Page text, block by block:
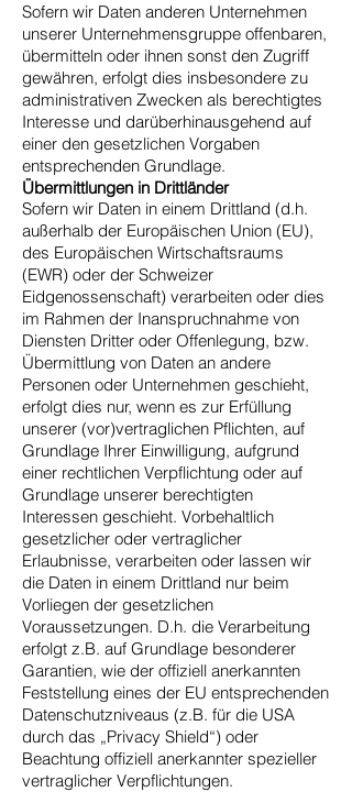
Sofern wir Daten anderen Unternehmen
unserer Unternehmensgruppe offenbaren,
übermitteln oder ihnen sonst den Zugriff
gewähren, erfolgt dies insbesondere zu
administrativen Zwecken als berechtigtes
Interesse und darüberhinausgehend auf
einer den gesetzlichen Vorgaben
entsprechenden Grundlage.
Übermittlungen in Drittländer
Sofern wir Daten in einem Drittland (d.h.
außerhalb der Europäischen Union (EU),
des Europäischen Wirtschaftsraums
(EWR) oder der Schweizer
Eidgenossenschaft) verarbeiten oder dies
im Rahmen der Inanspruchnahme von
Diensten Dritter oder Offenlegung, bzw.
Übermittlung von Daten an andere
Personen oder Unternehmen geschieht,
erfolgt dies nur, wenn es zur Erfüllung
unserer (vor)vertraglichen Pflichten, auf
Grundlage Ihrer Einwilligung, aufgrund
einer rechtlichen Verpflichtung oder auf
Grundlage unserer berechtigten
Interessen geschieht. Vorbehaltlich
gesetzlicher oder vertraglicher
Erlaubnisse, verarbeiten oder lassen wir
die Daten in einem Drittland nur beim
Vorliegen der gesetzlichen
Voraussetzungen. D.h. die Verarbeitung
erfolgt z.B. auf Grundlage besonderer
Garantien, wie der offiziell anerkannten
Feststellung eines der EU entsprechenden
Datenschutzniveaus (z.B. für die USA
durch das „Privacy Shield“) oder
Beachtung offiziell anerkannter spezieller
vertraglicher Verpflichtungen.